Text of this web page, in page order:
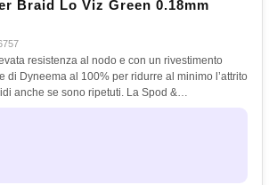
Braid Lo Viz Green 0.18mm
resistenza al nodo e con un rivestimento
di Dyneema al 100% per ridurre al minimo l’attrito
anche se sono ripetuti. La Spod &…